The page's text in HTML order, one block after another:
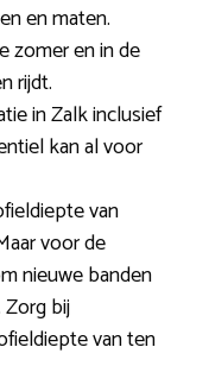
en maten.
zomer en in de
rijdt.
in Zalk inclusief
kan al voor
van
voor de
nieuwe banden
bij
van ten